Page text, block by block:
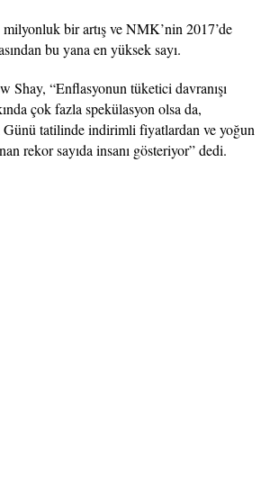
bir artış ve NMK’nin 2017’de
bu yana en yüksek sayı.
Shay, “Enflasyonun tüketici davranışı
çok fazla spekülasyon olsa da,
tatilinde indirimli fiyatlardan ve yoğun
rekor sayıda insanı gösteriyor” dedi.